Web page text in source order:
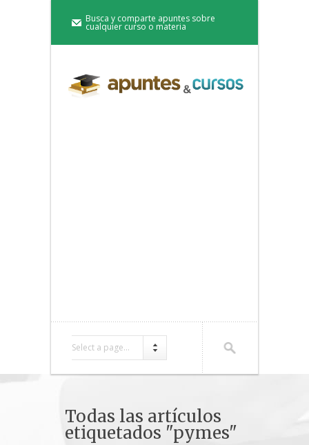
Busca y comparte apuntes sobre
cualquier curso o materia
Select a page...
Todas las artículos
etiquetados "pymes"